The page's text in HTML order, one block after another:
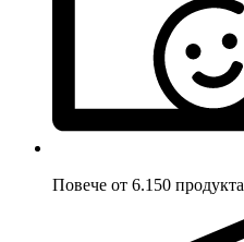
Повече от 6.150 продукта